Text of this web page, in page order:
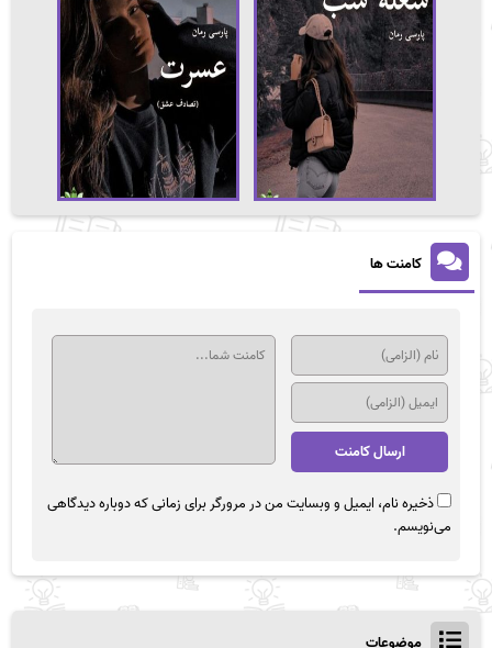
کامنت ها
ذخیره نام، ایمیل و وبسایت من در مرورگر برای زمانی که دوباره دیدگاهی
می‌نویسم.
موضوعات